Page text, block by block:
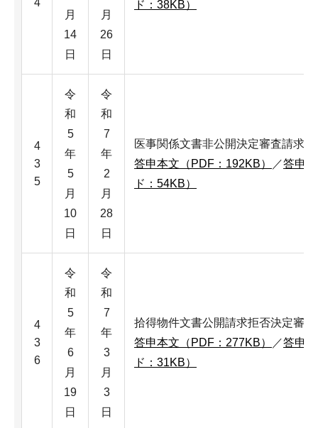
4
月
14
日
月
26
日
ド：38KB）
4
3
5
令
和
5
年
5
月
10
日
令
和
7
年
2
月
28
日
医事関係文書非公開決定審査請求事
答申本文（PDF：192KB）
／答申
ド：54KB）
4
3
6
令
和
5
年
6
月
19
日
令
和
7
年
3
月
3
日
拾得物件文書公開請求拒否決定審
答申本文（PDF：277KB）
／答申
ド：31KB）